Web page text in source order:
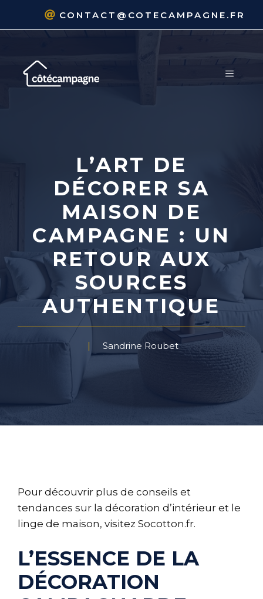
CONTACT@COTECAMPAGNE.FR
MENU
L’ART DE
DÉCORER SA
MAISON DE
CAMPAGNE : UN
RETOUR AUX
SOURCES
AUTHENTIQUE
Sandrine Roubet
Pour découvrir plus de conseils et
tendances sur la décoration d’intérieur et le
linge de maison, visitez Socotton.fr.
L’ESSENCE DE LA
DÉCORATION